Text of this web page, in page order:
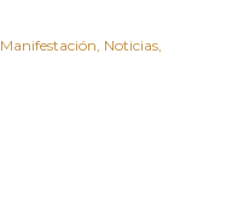
Manifestación Noticias